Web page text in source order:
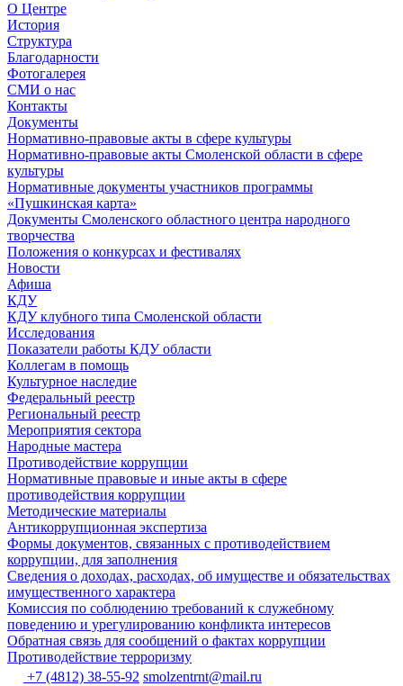
О Центре
История
Структура
Благодарности
Фотогалерея
СМИ о нас
Контакты
Документы
Нормативно-правовые акты в сфере культуры
Нормативно-правовые акты Смоленской области в сфере
культуры
Нормативные документы участников программы
«Пушкинская карта»
Документы Смоленского областного центра народного
творчества
Положения о конкурсах и фестивалях
Новости
Афиша
КДУ
КДУ клубного типа Смоленской области
Исследования
Показатели работы КДУ области
Коллегам в помощь
Культурное наследие
Федеральный реестр
Региональный реестр
Мероприятия сектора
Народные мастера
Противодействие коррупции
Нормативные правовые и иные акты в сфере
противодействия коррупции
Методические материалы
Антикоррупционная экспертиза
Формы документов, связанных с противодействием
коррупции, для заполнения
Сведения о доходах, расходах, об имуществе и обязательствах
имущественного характера
Комиссия по соблюдению требований к служебному
поведению и урегулированию конфликта интересов
Обратная связь для сообщений о фактах коррупции
Противодействие терроризму
+7 (4812) 38-55-92 smolzentrnt@mail.ru